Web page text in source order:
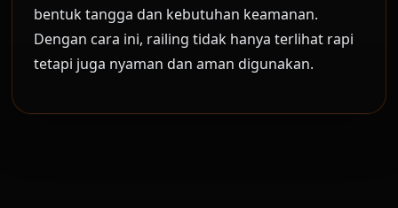
bentuk tangga dan kebutuhan keamanan.
Dengan cara ini, railing tidak hanya terlihat rapi
tetapi juga nyaman dan aman digunakan.